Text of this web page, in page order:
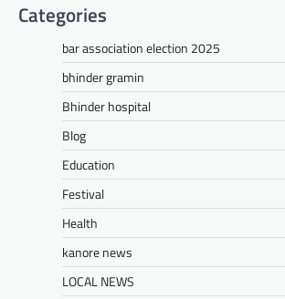
Categories
bar association election 2025
bhinder gramin
Bhinder hospital
Blog
Education
Festival
Health
kanore news
LOCAL NEWS
मेवाड़ी खबर@उदयपुर। राजस्थान
अंतिम पायदान पर बैठे व्यक्ति तक
पहुंचाने और उसे मुख्यधारा…
Facebook
Email
Share
दूरसंचार सलाहकार
हुआ आयोजन